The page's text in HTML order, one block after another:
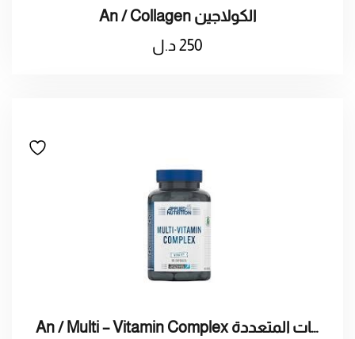
An / Collagen الكولاجين
250د.ل
An / Multi – Vitamin Complex اقراص الفيتامينات المتعددة